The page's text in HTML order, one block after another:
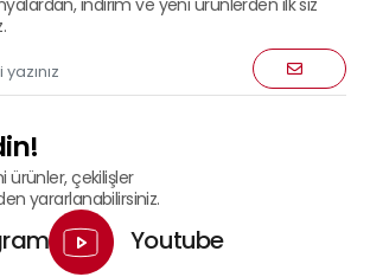
indirim ve yeni ürünlerden ilk siz
ürünler, çekilişler
yararlanabilirsiniz.
Youtube